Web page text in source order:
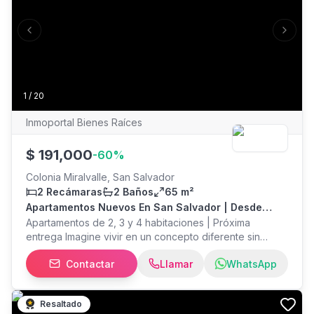
funcionalidad y un hogar listo para habitar.
1 / 20
Previous slide Next
Inmoportal Bienes Raíces
$ 191,000-60%
Colonia Miralvalle, San Salvador
2 Recámaras
2 Baños
65 m²
Apartamentos Nuevos En San Salvador | Desde
$191,000
Apartamentos de 2, 3 y 4 habitaciones | Próxima
entrega Imagine vivir en un concepto diferente sin
alejarte de la ciudad. Un lugar donde el diseño, la
naturaleza y la comodidad se unen para ofrecer una
mejor calidad de vida. Vistas75 es un exclusivo
proyecto residencial ubicado en San Salvador, ideal
para quienes buscan un hogar moderno o una inversión
Contactar Llamar WhatsApp
Resaltado